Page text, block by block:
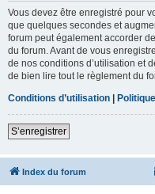
Vous devez être enregistré pour
que quelques secondes et
forum peut également accorder
du forum. Avant de vous
de nos conditions d’utilisation et
de bien lire tout le règlement du
Conditions d’utilisation |
S’enregistrer
Index du forum